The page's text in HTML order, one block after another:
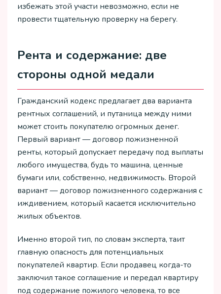
избежать этой участи невозможно, если не
провести тщательную проверку на берегу.
Рента и содержание: две
стороны одной медали
Гражданский кодекс предлагает два варианта
рентных соглашений, и путаница между ними
может стоить покупателю огромных денег.
Первый вариант — договор пожизненной
ренты, который допускает передачу под выплаты
любого имущества, будь то машина, ценные
бумаги или, собственно, недвижимость. Второй
вариант — договор пожизненного содержания с
иждивением, который касается исключительно
жилых объектов.
Именно второй тип, по словам эксперта, таит
главную опасность для потенциальных
покупателей квартир. Если продавец когда-то
заключил такое соглашение и передал квартиру
под содержание пожилого человека, то все